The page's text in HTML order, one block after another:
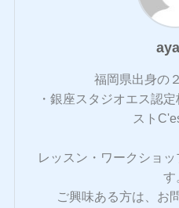
福岡県出身の
・銀座スタジオエス認
スト
レッスン・ワークショ
す
ご興味ある方は、お